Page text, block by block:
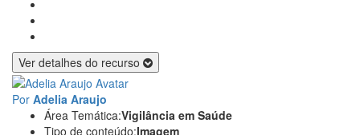
Ver detalhes do recurso
Por Adelia Araujo
Área Temática:Vigilância em Saúde
Tipo de conteúdo:Imagem